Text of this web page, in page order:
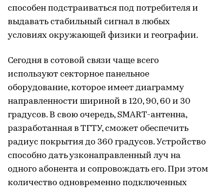
способен подстраиваться под потребителя и
выдавать стабильный сигнал в любых
условиях окружающей физики и географии.
Сегодня в сотовой связи чаще всего
используют секторное панельное
оборудование, которое имеет диаграмму
направленности шириной в 120, 90, 60 и 30
градусов. В свою очередь, SMART-антенна,
разработанная в ТГТУ, сможет обеспечить
радиус покрытия до 360 градусов. Устройство
способно дать узконаправленный луч на
одного абонента и сопровождать его. При этом
количество одновременно подключенных